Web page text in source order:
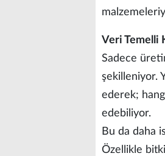
Veri Temelli
Sadece
şekilleniyor.
ederek;
edebiliyor.
Bu da daha
Özellikle